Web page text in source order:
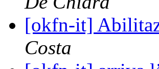
[okfn-it]
Costa